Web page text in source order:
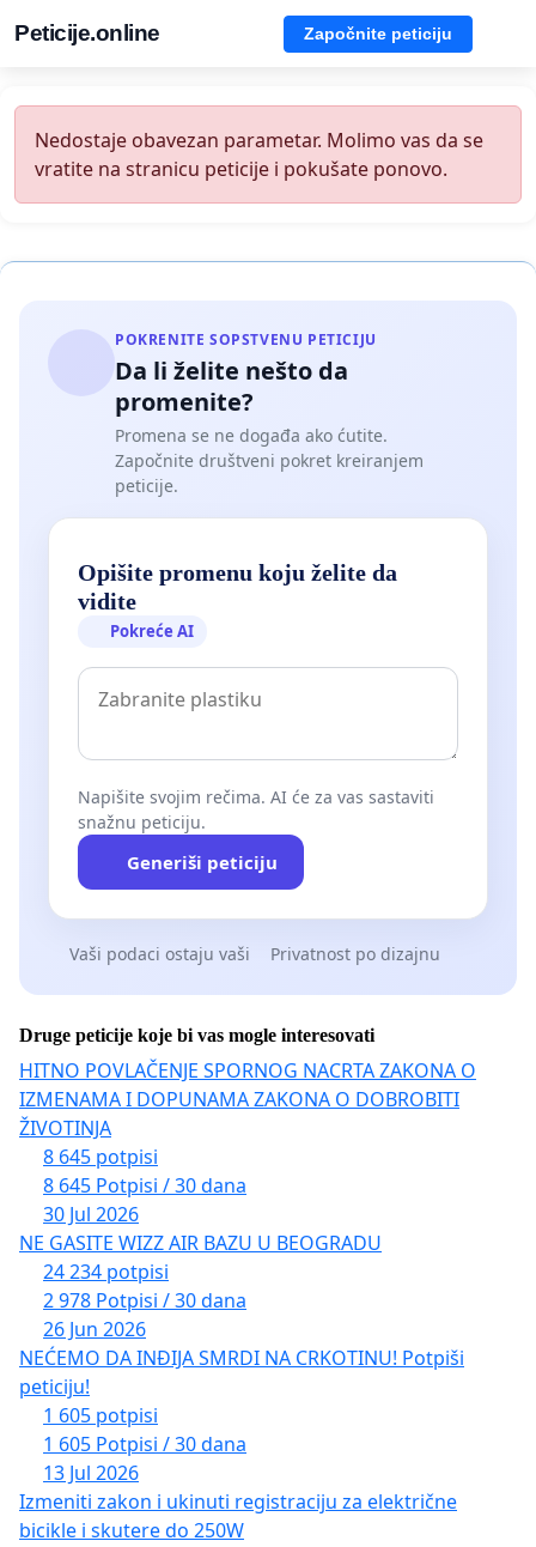
Peticije.online Započnite peticiju
Nedostaje obavezan parametar. Molimo vas da se
vratite na stranicu peticije i pokušate ponovo.
POKRENITE SOPSTVENU PETICIJU
Da li želite nešto da
promenite?
Promena se ne događa ako ćutite.
Započnite društveni pokret kreiranjem
peticije.
Opišite promenu koju želite da
vidite
Pokreće AI
Napišite svojim rečima. AI će za vas sastaviti
snažnu peticiju.
Generiši peticiju
Vaši podaci ostaju vaši Privatnost po dizajnu
Druge peticije koje bi vas mogle interesovati
HITNO POVLAČENJE SPORNOG NACRTA ZAKONA O
IZMENAMA I DOPUNAMA ZAKONA O DOBROBITI
ŽIVOTINJA
8 645 potpisi
8 645 Potpisi / 30 dana
30 Jul 2026
NE GASITE WIZZ AIR BAZU U BEOGRADU
24 234 potpisi
2 978 Potpisi / 30 dana
26 Jun 2026
NEĆEMO DA INĐIJA SMRDI NA CRKOTINU! Potpiši
peticiju!
1 605 potpisi
1 605 Potpisi / 30 dana
13 Jul 2026
Izmeniti zakon i ukinuti registraciju za električne
bicikle i skutere do 250W